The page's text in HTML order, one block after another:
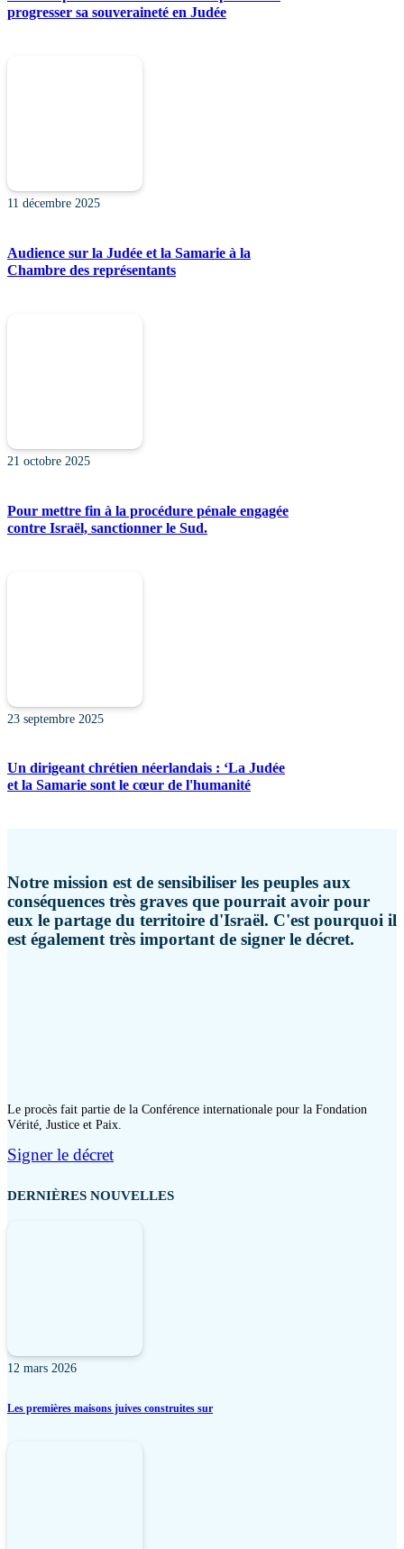
progresser sa souveraineté en Judée
11 décembre 2025
Audience sur la Judée et la Samarie à la
Chambre des représentants
21 octobre 2025
Pour mettre fin à la procédure pénale engagée
contre Israël, sanctionner le Sud.
23 septembre 2025
Un dirigeant chrétien néerlandais : ‘La Judée
et la Samarie sont le cœur de l'humanité
Notre mission est de sensibiliser les peuples aux
conséquences très graves que pourrait avoir pour
eux le partage du territoire d'Israël. C'est pourquoi il
est également très important de signer le décret.
Le procès fait partie de la Conférence internationale pour la Fondation
Vérité, Justice et Paix.
Signer le décret
DERNIÈRES NOUVELLES
12 mars 2026
Les premières maisons juives construites sur